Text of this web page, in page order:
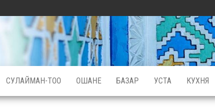
СУЛАЙМАН-ТОО ОШАНЕ БАЗАР УСТА КУХНЯ